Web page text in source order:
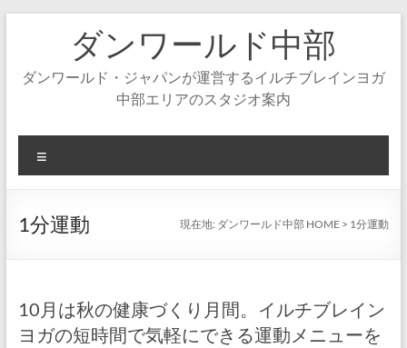
ダンワールド中部
ダンワールド・ジャパンが運営するイルチブレインヨガ
中部エリアのスタジオ案内
ニ
ー
1分運動 現在地: ダンワールド中部 HOME > 1分運動
10月は秋の健康づくり月間。イルチブレイン
ヨガの短時間で気軽にできる運動メニューを